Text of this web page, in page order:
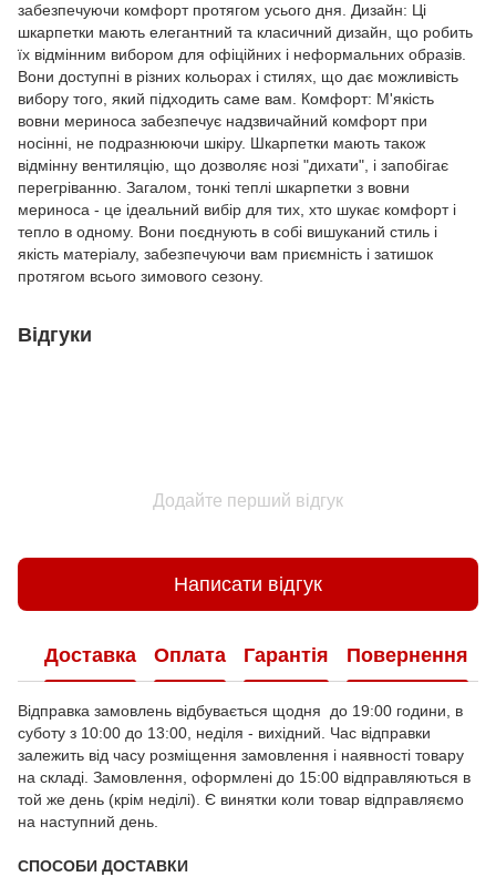
забезпечуючи комфорт протягом усього дня. Дизайн: Ці
шкарпетки мають елегантний та класичний дизайн, що робить
їх відмінним вибором для офіційних і неформальних образів.
Вони доступні в різних кольорах і стилях, що дає можливість
вибору того, який підходить саме вам. Комфорт: М'якість
вовни мериноса забезпечує надзвичайний комфорт при
носінні, не подразнюючи шкіру. Шкарпетки мають також
відмінну вентиляцію, що дозволяє нозі "дихати", і запобігає
перегріванню. Загалом, тонкі теплі шкарпетки з вовни
мериноса - це ідеальний вибір для тих, хто шукає комфорт і
тепло в одному. Вони поєднують в собі вишуканий стиль і
якість матеріалу, забезпечуючи вам приємність і затишок
протягом всього зимового сезону.
Відгуки
Додайте перший відгук
Написати відгук
Доставка Оплата Гарантія Повернення
Відправка замовлень відбувається щодня до 19:00 години, в
суботу з 10:00 до 13:00, неділя - вихідний. Час відправки
залежить від часу розміщення замовлення і наявності товару
на складі. Замовлення, оформлені до 15:00 відправляються в
той же день (крім неділі). Є винятки коли товар відправляємо
на наступний день.
СПОСОБИ ДОСТАВКИ